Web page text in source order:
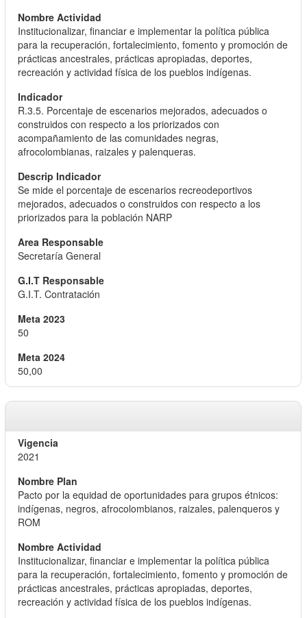
Institucionalizar, financiar e implementar la política pública
para la recuperación, fortalecimiento, fomento y promoción de
prácticas ancestrales, prácticas apropiadas, deportes,
recreación y actividad física de los pueblos indígenas.
R.3.5. Porcentaje de escenarios mejorados, adecuados o
construidos con respecto a los priorizados con
acompañamiento de las comunidades negras,
afrocolombianas, raizales y palenqueras.
Se mide el porcentaje de escenarios recreodeportivos
mejorados, adecuados o construidos con respecto a los
priorizados para la población NARP
Secretaría General
G.I.T. Contratación
50
50,00
2021
Pacto por la equidad de oportunidades para grupos étnicos:
indígenas, negros, afrocolombianos, raizales, palenqueros y
ROM
Institucionalizar, financiar e implementar la política pública
para la recuperación, fortalecimiento, fomento y promoción de
prácticas ancestrales, prácticas apropiadas, deportes,
recreación y actividad física de los pueblos indígenas.